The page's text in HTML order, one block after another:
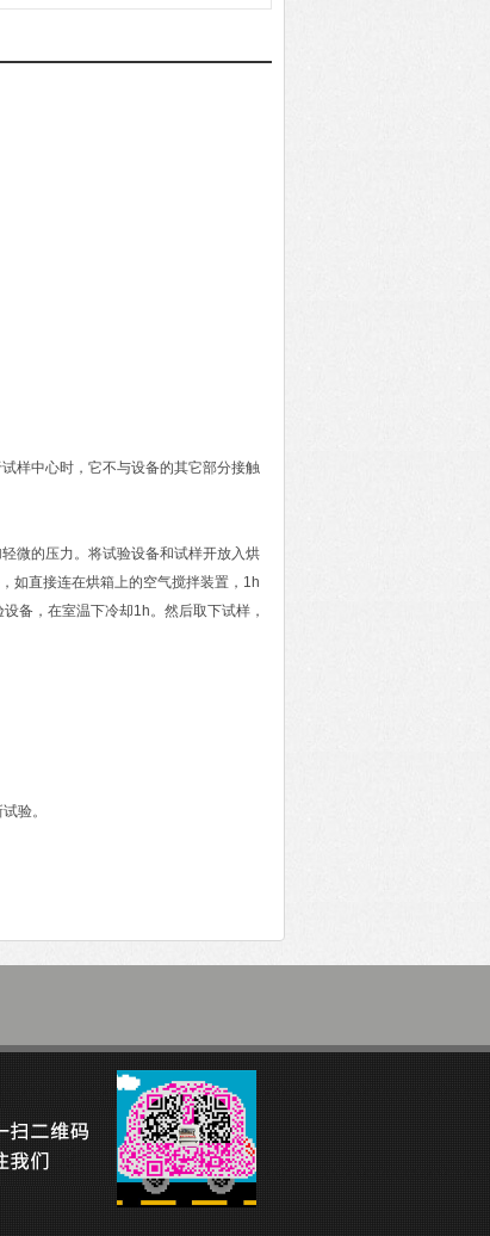
样中心时，它不与设备的其它部分接触
微的压力。将试验设备和试样开放入烘
如直接连在烘箱上的空气搅拌装置，1h
备，在室温下冷却1h。然后取下试样，
验。